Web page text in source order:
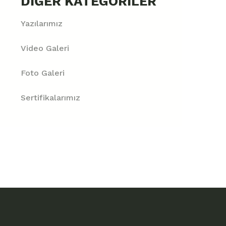
Yazılarımız
Video Galeri
Foto Galeri
Sertifikalarımız